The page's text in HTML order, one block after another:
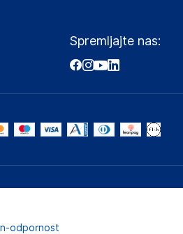
Spremljajte nas:
odpornost